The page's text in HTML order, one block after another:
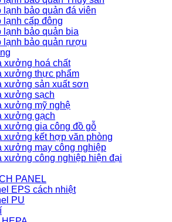
lạnh bảo quản đá viên
lạnh cấp đông
lạnh bảo quản bia
lạnh bảo quản rượu
xưởng hoá chất
xưởng thực phẩm
xưởng sản xuất sơn
xưởng sạch
xưởng mỹ nghệ
xưởng gạch
xưởng gia công đồ gỗ
xưởng kết hợp văn phòng
xưởng may công nghiệp
xưởng công nghiệp hiện đại
PANEL
EPS cách nhiệt
PU